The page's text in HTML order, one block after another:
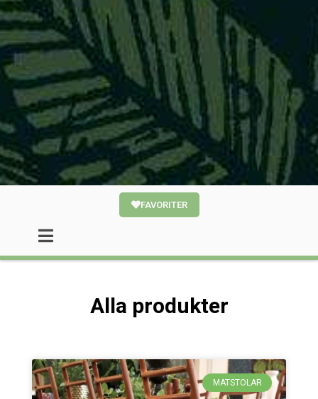
FAVORITER
Alla produkter
MATSTOLAR